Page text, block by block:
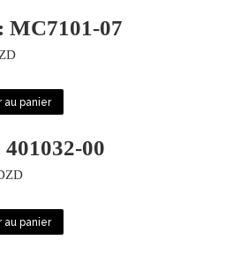
MC7101-07
au panier
401032-00
au panier